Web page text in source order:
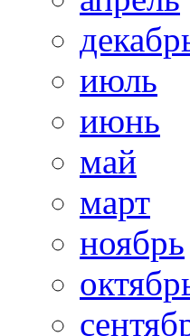
июль
июнь
май
март
ноябрь